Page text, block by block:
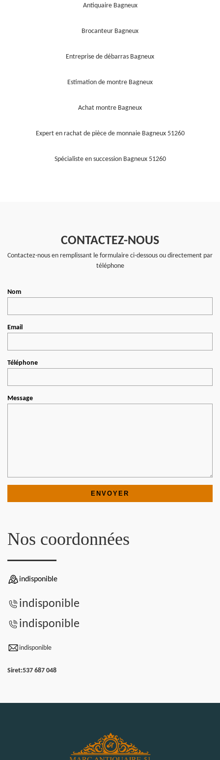
Antiquaire Bagneux
Brocanteur Bagneux
Entreprise de débarras Bagneux
Estimation de montre Bagneux
Achat montre Bagneux
Expert en rachat de pièce de monnaie Bagneux 51260
Spécialiste en succession Bagneux 51260
CONTACTEZ-NOUS
Contactez-nous en remplissant le formulaire ci-dessous ou directement par
téléphone
Nom
Email
Téléphone
Message
Nos coordonnées
indisponible
indisponible
indisponible
indisponible
Siret:537 687 048